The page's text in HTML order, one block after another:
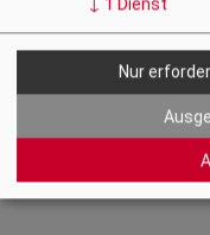
Nur
Notar:innen über die
Der Grazer vom
Zurück